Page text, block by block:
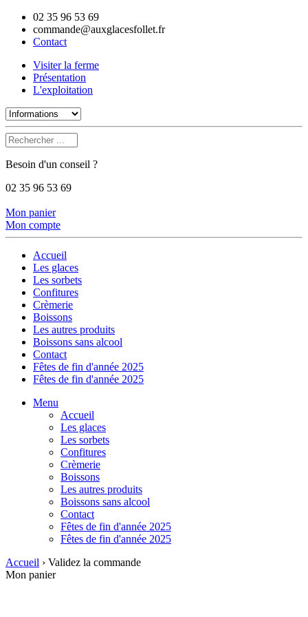
02 35 96 53 69
commande@auxglacesfollet.fr
Contact
Visiter la ferme
Présentation
L'exploitation
Besoin d'un conseil ?
02 35 96 53 69
Mon panier
Mon compte
Accueil
Les glaces
Les sorbets
Confitures
Crèmerie
Boissons
Les autres produits
Boissons sans alcool
Contact
Fêtes de fin d'année 2025
Fêtes de fin d'année 2025
Menu
Accueil
Les glaces
Les sorbets
Confitures
Crèmerie
Boissons
Les autres produits
Boissons sans alcool
Contact
Fêtes de fin d'année 2025
Fêtes de fin d'année 2025
Accueil › Validez la commande
Mon panier